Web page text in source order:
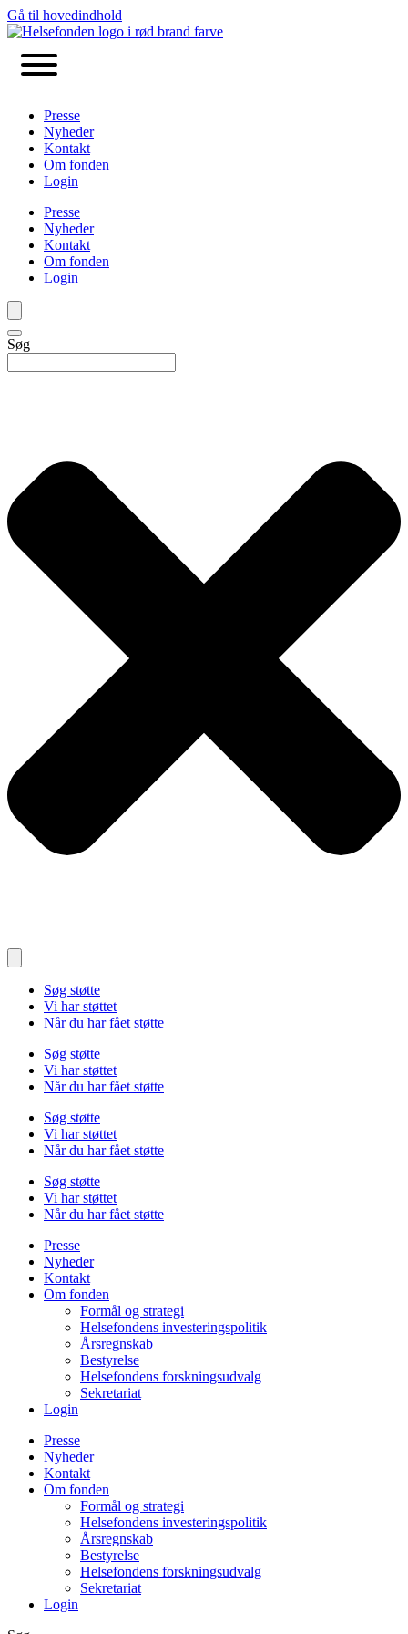
Gå til hovedindhold
Presse
Nyheder
Kontakt
Om fonden
Login
Presse
Nyheder
Kontakt
Om fonden
Login
Søg
Søg støtte
Vi har støttet
Når du har fået støtte
Søg støtte
Vi har støttet
Når du har fået støtte
Søg støtte
Vi har støttet
Når du har fået støtte
Søg støtte
Vi har støttet
Når du har fået støtte
Presse
Nyheder
Kontakt
Om fonden
Formål og strategi
Helsefondens investeringspolitik
Årsregnskab
Bestyrelse
Helsefondens forskningsudvalg
Sekretariat
Login
Presse
Nyheder
Kontakt
Om fonden
Formål og strategi
Helsefondens investeringspolitik
Årsregnskab
Bestyrelse
Helsefondens forskningsudvalg
Sekretariat
Login